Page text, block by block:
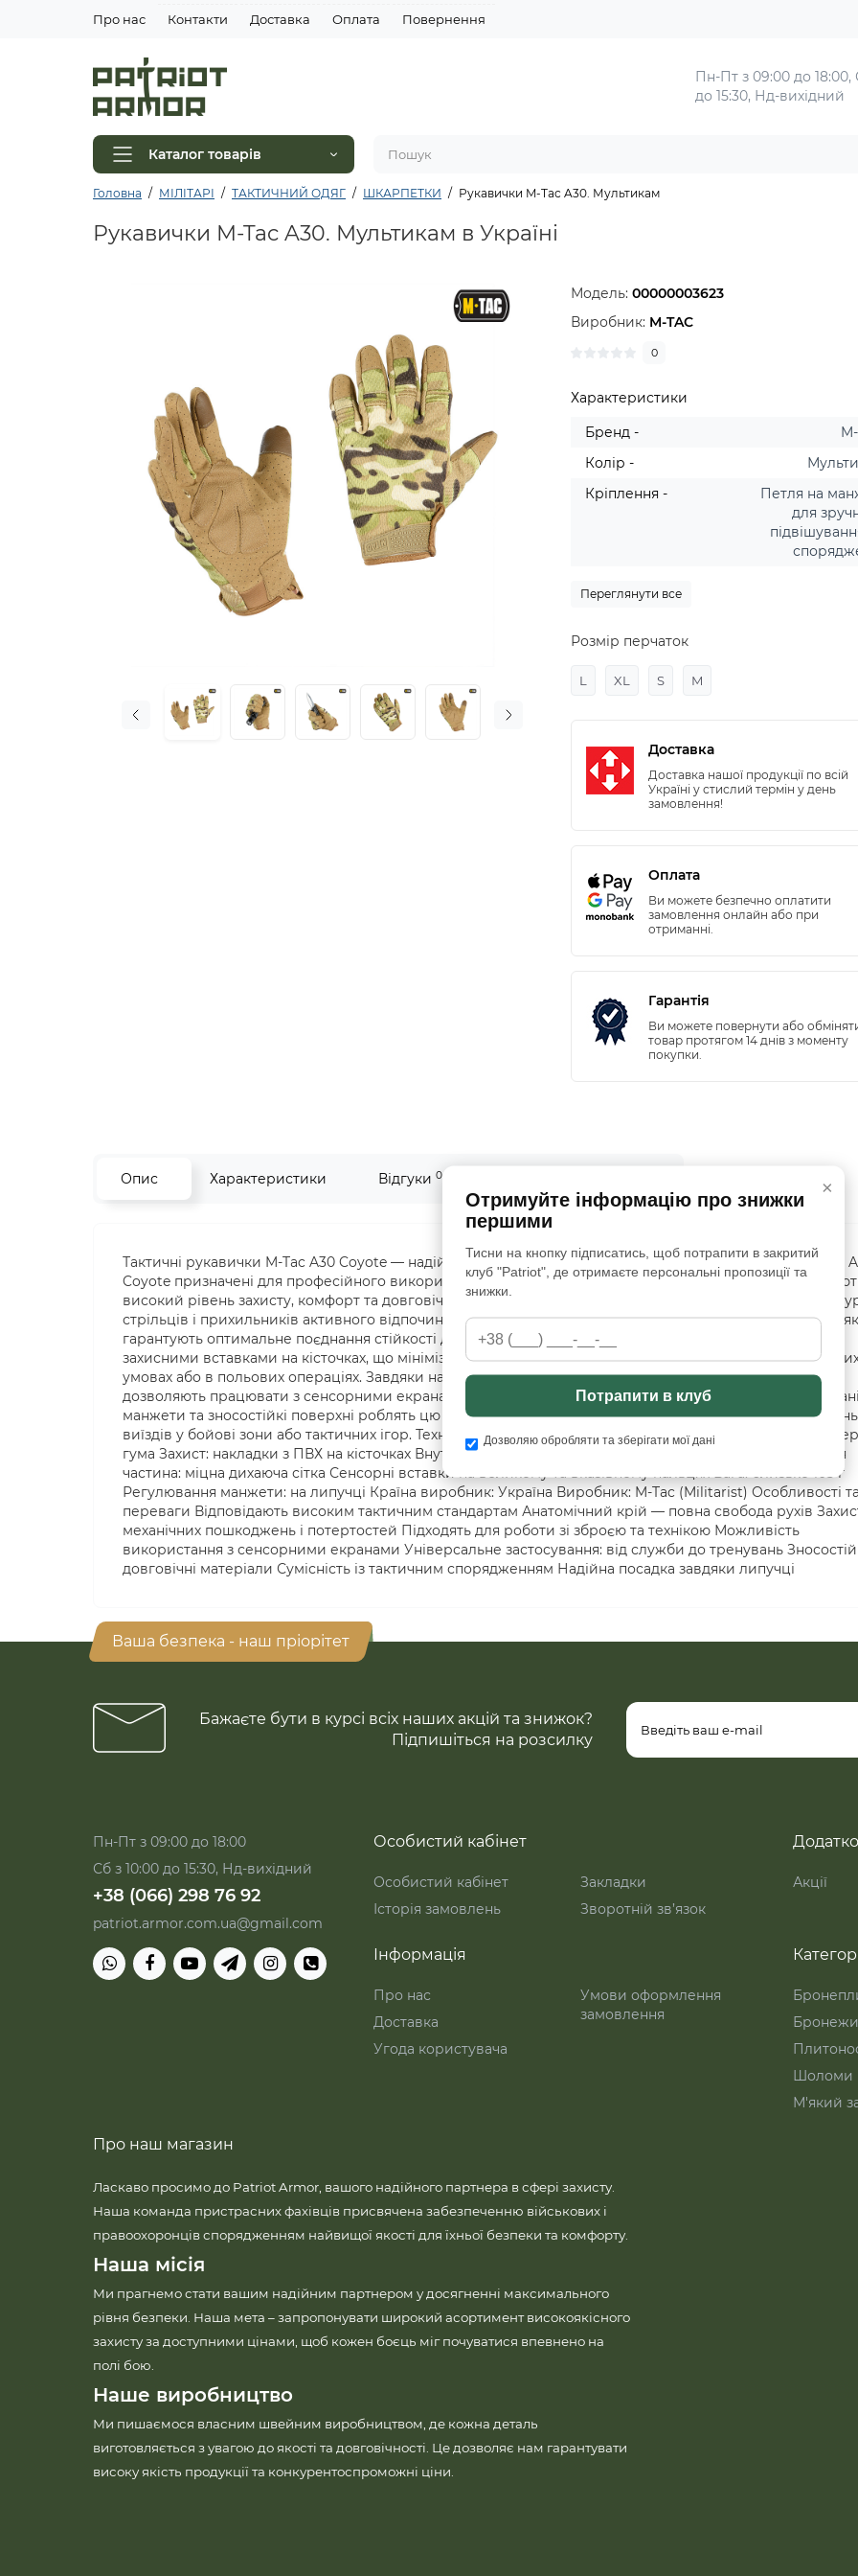
Про нас Контакти Доставка Оплата Повернення
Пн-Пт з 09:00 до 18:00,
до 15:30, Нд-вихідний
Каталог товарів
Головна МІЛІТАРІ ТАКТИЧНИЙ ОДЯГ ШКАРПЕТКИ Рукавички M-Tac A30. Мультикам
Рукавички M-Tac A30. Мультикам в Україні
Модель:00000003623
Виробник: M-TAC
0
Характеристики
Бренд -
Колір -
Кріплення -
Петля на
для
Переглянути все
Розмір перчаток
L XL S M
Доставка
Доставка нашої продукції по всій
Україні у стислий термін у день
замовлення!
Оплата
Ви можете безпечно оплатити
замовлення онлайн або при
отриманні.
Гарантія
Ви можете повернути або
товар протягом 14 днів з моменту
покупки.
Опис Характеристики Відгуки 0
Тактичні рукавички M-Tac A30 Coyote — надійний захист і функціональність Тактичні рукавички M-Tac
Coyote призначені для професійного використання в умовах підвищеної активності. Вони
високий рівень захисту, комфорт та довговічність, відповідаючи вимогам військових, силових
стрільців і прихильників активного відпочинку. Модель виготовлена з міцних і дихаючих матеріалів,
гарантують оптимальне поєднання стійкості до зношування та свободи рухів. Рукавички оснащені
захисними вставками на кісточках, що мінімізує ризик травм під час роботи зі зброєю, в
умовах або в польових операціях. Завдяки наявності сенсорних вставок на пальцях, M-Tac A30 Coyote
дозволяють працювати з сенсорними екранами без зняття рукавичок. Анатомічна посадка, регульовані
манжети та зносостійкі поверхні роблять цю модель універсальною для щоденного носіння,
виїздів у бойові зони або тактичних ігор. Технічні характеристики Матеріал: 60% нейлон, 38%
гума Захист: накладки з ПВХ на кісточках Внутрішня частина: мікрофібра, стійка до розривів Зовнішня
частина: міцна дихаюча сітка Сенсорні вставки на великому та вказівному пальцях Вага: близько 105 г
Регулювання манжети: на липучці Країна виробник: Україна Виробник: M-Tac (Militarist) Особливості та
переваги Відповідають високим тактичним стандартам Анатомічний крій — повна свобода рухів
механічних пошкоджень і потертостей Підходять для роботи зі зброєю та технікою Можливість
використання з сенсорними екранами Універсальне застосування: від служби до тренувань
довговічні матеріали Сумісність із тактичним спорядженням Надійна посадка завдяки липучці
×
Отримуйте інформацію про знижки
першими
Тисни на кнопку підписатись, щоб потрапити в закритий
клуб "Patriot", де отримаєте персональні пропозиції та
знижки.
Потрапити в клуб
Дозволяю обробляти та зберігати мої дані
Ваша безпека - наш пріорітет
Бажаєте бути в курсі всіх наших акцій та знижок?
Підпишіться на розсилку
Пн-Пт з 09:00 до 18:00
Сб з 10:00 до 15:30, Нд-вихідний
+38 (066) 298 76 92
patriot.armor.com.ua@gmail.com
Особистий кабінет
Особистий кабінет
Історія замовлень
Закладки
Зворотній зв’язок
Акції
Інформація
Про нас
Доставка
Угода користувача
Умови оформлення
замовлення
Шоломи
М'який
Про наш магазин
Ласкаво просимо до Patriot Armor, вашого надійного партнера в сфері захисту.
Наша команда пристрасних фахівців присвячена забезпеченню військових і
правоохоронців спорядженням найвищої якості для їхньої безпеки та комфорту.
Наша місія
Ми прагнемо стати вашим надійним партнером у досягненні максимального
рівня безпеки. Наша мета – запропонувати широкий асортимент високоякісного
захисту за доступними цінами, щоб кожен боєць міг почуватися впевнено на
полі бою.
Наше виробництво
Ми пишаємося власним швейним виробництвом, де кожна деталь
виготовляється з увагою до якості та довговічності. Це дозволяє нам гарантувати
високу якість продукції та конкурентоспроможні ціни.